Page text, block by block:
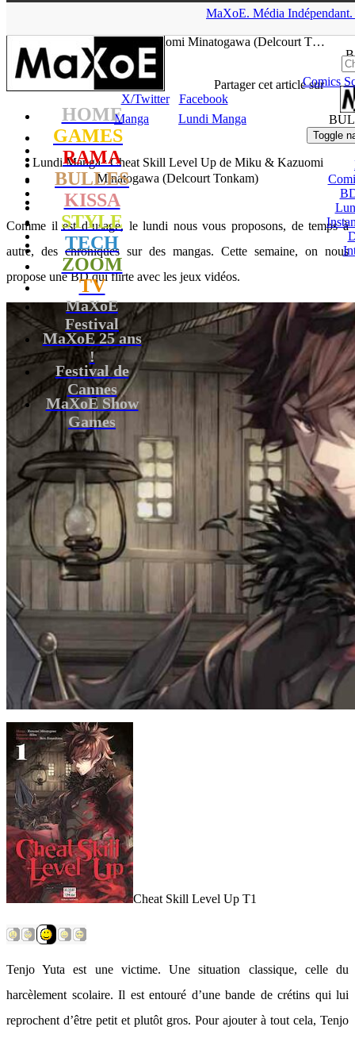
MaXoE. Média Indépendant.
HOME
GAMES
RAMA
BULLES
KISSA
STYLE
TECH
ZOOM
TV
MaXoE
Festival
MaXoE 25 ans
!
Festival de
Cannes
MaXoE Show
Games
Comics
Toggle
Level Up de Miku & Kazuomi Minatogawa (Delcourt T…
Partager cet article sur
X/Twitter
Facebook
Manga
Lundi Manga
Lundi Manga : Cheat Skill Level Up de Miku & Kazuomi
Minatogawa (Delcourt Tonkam)
Comme il est d’usage, le lundi nous vous proposons, de temps à
autre, des chroniques sur des mangas. Cette semaine, on nous
propose une BD qui flirte avec les jeux vidéos.
Cheat Skill Level Up T1
Tenjo Yuta est une victime. Une situation classique, celle du
harcèlement scolaire. Il est entouré d’une bande de crétins qui lui
reprochent d’être petit et plutôt gros. Pour ajouter à tout cela, Tenjo